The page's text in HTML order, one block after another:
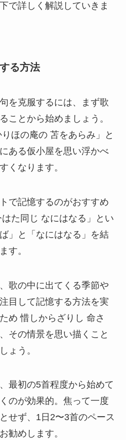
で詳しく解説していきま
る方法
を克服するには、まず歌
ことから始めましょう。
ほの庵の 苫をあらみ」と
ある仮小屋を思い浮かべ
くなります。
で記憶するのがおすすめ
た同じ なにはなる」とい
」と「なにはなる」を結
す。
歌の中に出てくる季節や
目して記憶する方法を実
め 惜しからざりし 命さ
その情景を思い描くこと
ょう。
最初の5首程度から始めて
のが効果的。焦って一度
せず、1日2〜3首のペース
勧めします。